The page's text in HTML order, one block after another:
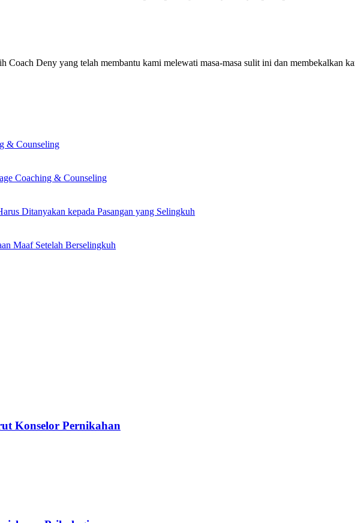
Coach Deny yang telah membantu kami melewati masa-masa sulit ini dan membekalkan
& Counseling
Coaching & Counseling
Ditanyakan kepada Pasangan yang Selingkuh
Maaf Setelah Berselingkuh
Konselor Pernikahan